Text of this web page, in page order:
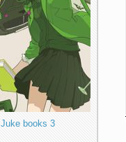
Juke books 3